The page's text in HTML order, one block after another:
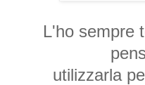
L'ho sempre
utilizzarla